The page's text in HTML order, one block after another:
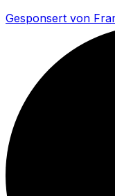
Gesponsert von